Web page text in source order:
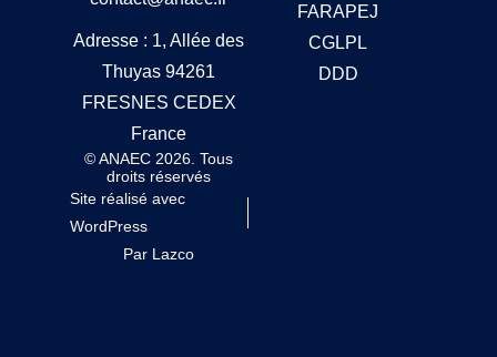
Adresse : 1, Allée des
Thuyas 94261
FRESNES CEDEX
France
© ANAEC 2026. Tous
droits réservés
Site réalisé avec
WordPress
Par Lazco
FARAPEJ
CGLPL
DDD